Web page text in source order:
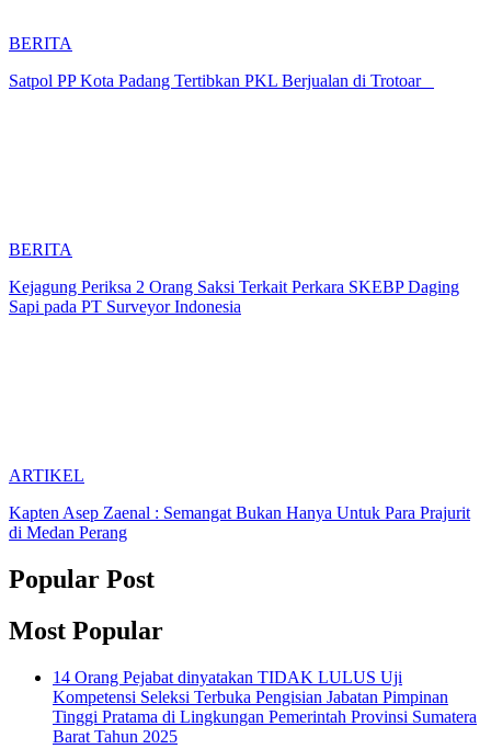
BERITA
Satpol PP Kota Padang Tertibkan PKL Berjualan di Trotoar
BERITA
Kejagung Periksa 2 Orang Saksi Terkait Perkara SKEBP Daging
Sapi pada PT Surveyor Indonesia
ARTIKEL
Kapten Asep Zaenal : Semangat Bukan Hanya Untuk Para Prajurit
di Medan Perang
Popular Post
Most Popular
14 Orang Pejabat dinyatakan TIDAK LULUS Uji
Kompetensi Seleksi Terbuka Pengisian Jabatan Pimpinan
Tinggi Pratama di Lingkungan Pemerintah Provinsi Sumatera
Barat Tahun 2025